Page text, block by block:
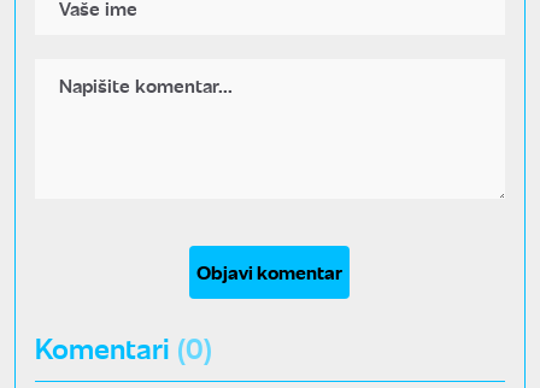
Objavi komentar
Komentari (0)